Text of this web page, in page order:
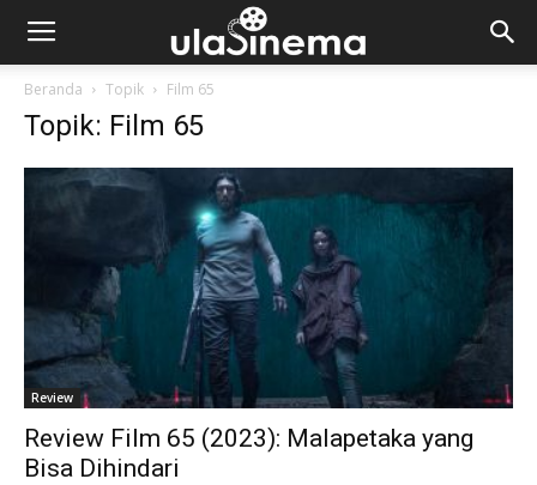
Beranda Topik Film 65
Topik: Film 65
Review
Review Film 65 (2023): Malapetaka yang
Bisa Dihindari